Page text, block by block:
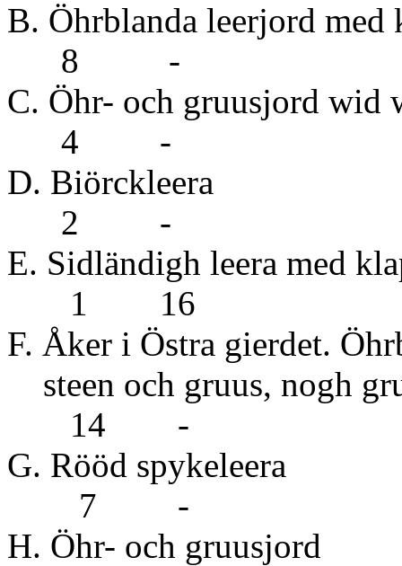
B. Öhrblanda leerjord
8 -
C. Öhr- och
4 -
D.
2 -
E. Sidländigh
1 16
F. Åker i Östra gierdet.
steen och gruus,
14 -
G. Rööd
7 -
H. Öhr-